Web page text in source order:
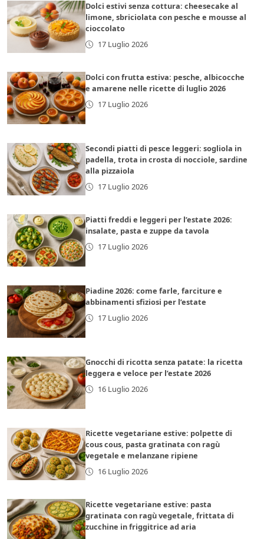
Dolci estivi senza cottura: cheesecake al
limone, sbriciolata con pesche e mousse al
cioccolato
17 Luglio 2026
Dolci con frutta estiva: pesche, albicocche
e amarene nelle ricette di luglio 2026
17 Luglio 2026
Secondi piatti di pesce leggeri: sogliola in
padella, trota in crosta di nocciole, sardine
alla pizzaiola
17 Luglio 2026
Piatti freddi e leggeri per l’estate 2026:
insalate, pasta e zuppe da tavola
17 Luglio 2026
Piadine 2026: come farle, farciture e
abbinamenti sfiziosi per l’estate
17 Luglio 2026
Gnocchi di ricotta senza patate: la ricetta
leggera e veloce per l’estate 2026
16 Luglio 2026
Ricette vegetariane estive: polpette di
cous cous, pasta gratinata con ragù
vegetale e melanzane ripiene
16 Luglio 2026
Ricette vegetariane estive: pasta
gratinata con ragù vegetale, frittata di
zucchine in friggitrice ad aria